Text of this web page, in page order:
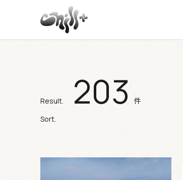
施設検索結果
Result. 203 件
Sort.